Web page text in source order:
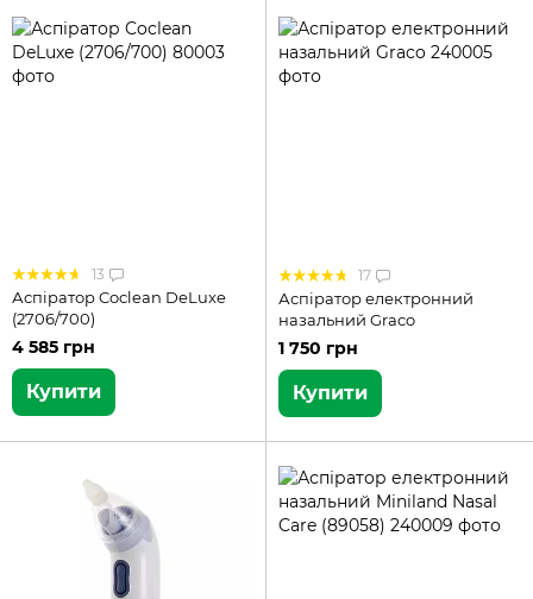
13
Аспіратор Coclean DeLuxe
(2706/700)
4 585 грн
Купити
17
Аспіратор електронний
назальний Graco
1 750 грн
Купити